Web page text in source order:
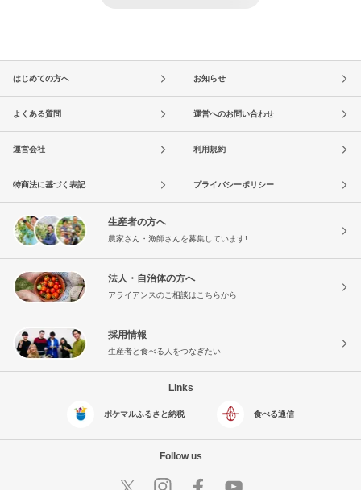
はじめての方へ お知らせ
よくある質問 運営へのお問い合わせ
運営会社 利用規約
特商法に基づく表記 プライバシーポリシー
生産者の方へ
農家さん・漁師さんを募集しています!
法人・自治体の方へ
アライアンスのご相談はこちらから
採用情報
生産者と食べる人をつなぎたい
Links
ポケマルふるさと納税 食べる通信
Follow us